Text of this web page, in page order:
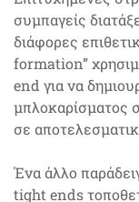
συμπαγείς
διάφορες
formation”
end για να
μπλοκαρίσματος
σε
Ένα άλλο
tight ends